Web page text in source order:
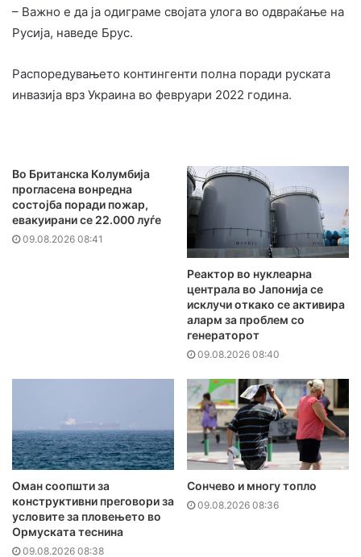
– Важно е да ја одиграме својата улога во одвраќање на
Русија, наведе Брус.
Распоредувањето контингенти полна поради руската
инвазија врз Украина во февруари 2022 година.
Во Британска Колумбија
прогласена вонредна
состојба поради пожар,
евакуирани се 22.000 луѓе
09.08.2026 08:41
Реактор во нуклеарна
централа во Јапонија се
исклучи откако се активира
аларм за проблем со
генераторот
09.08.2026 08:40
Оман соопшти за
конструктивни преговори за
условите за пловењето во
Ормуската теснина
09.08.2026 08:38
Сончево и многу топло
09.08.2026 08:36